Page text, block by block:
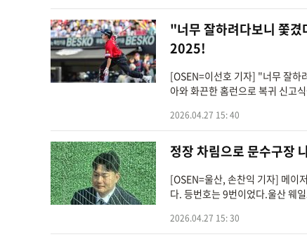
"너무 잘하려다보니 쫓
2025!
[OSEN=이선호 기자] "너무 잘하
아와 화끈한 홈런으로 복귀 신고
2026.04.27 15: 40
정장 차림으로 문수구장
[OSEN=울산, 손찬익 기자] 메이
다. 등번호는 9번이었다.울산 웨
2026.04.27 15: 30